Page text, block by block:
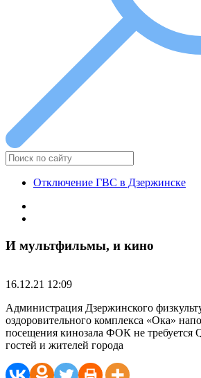
Отключение ГВС в Дзержинске
И мультфильмы, и кино
16.12.21 12:09
Администрация Дзержинского
оздоровительного комплекса «Ока»
посещения кинозала ФОК не требуется
гостей и жителей города